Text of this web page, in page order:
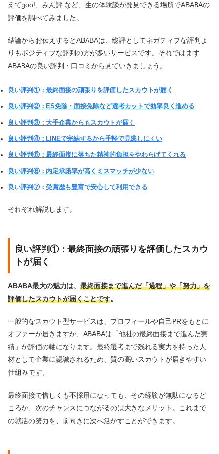
えてgoo!、みん評 など、生の体験談が発見できる場所でABABAの
評価を調べてみました。
結論からお伝えするとABABAは、総評としてネガティブな評判よ
りもポジティブな評判の方が多いサービスです。それではまず
ABABAの良い評判・口コミから見ていきましょう。
良い評判①：最終面接の頑張りを評価したスカウトが届く
良い評判②：ES免除・面接免除など選考カットで効率良く進める
良い評判③：大手企業からもスカウトが届く
良い評判④：LINEで完結するから手軽で見逃しにくい
良い評判⑤：最終面接に落ちた精神的負担をやわらげてくれる
良い評判⑥：内定承諾率が高くミスマッチが少ない
良い評判⑦：受賞歴も豊富で安心して利用できる
それぞれ解説します。
良い評判①：最終面接の頑張りを評価したスカウ
トが届く
ABABA最大の魅力は、 最終面接まで進んだ「過程」や「努力」を
評価したスカウトが届くことです。
一般的なスカウト型サービスは、プロフィールや自己PRをもとに
オファーが届きますが、ABABAは「他社の最終面接まで進んだ実
績」が評価の軸になります。最終選考まで残れる実力を持った人
材として企業に認識されるため、質の高いスカウトが届きやすい
仕組みです。
最終面接で惜しくも不採用になっても、その経験が無駄になるど
ころか、次のチャンスにつながるのは大きなメリット。これまで
の就活の努力を、前向きに次へ活かすことができます。